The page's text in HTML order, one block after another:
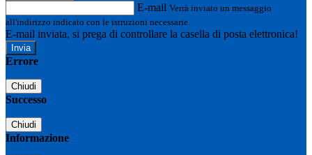
E-mail Verrà inviato un messaggio
all'indirizzo indicato con le istruzioni necessarie.
E-mail inviata, si prega di controllare la casella di posta elettronica!
Errore
Chiudi
Successo
Chiudi
Informazione